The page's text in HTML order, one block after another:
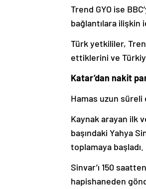
Trend GYO ise
bağlantılara ilişkin
Türk yetkililer,
ettiklerini ve
Katar’dan nakit
Hamas uzun süreli
Kaynak arayan ilk
başındaki Yahya
toplamaya başladı.
Sinvar’ı 150
hapishaneden